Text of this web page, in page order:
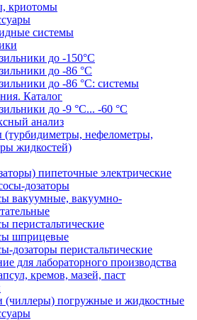
криотомы
системы
до -150°С
до -86 °C
до -86 °C: системы
Каталог
до -9 °C... -60 °C
анализ
нефелометры,
жидкостей)
пипеточные электрические
дозаторы
вакуумные, вакуумно-
перистальтические
шприцевые
дозаторы перистальтические
для лабораторного производства
кремов, мазей, паст
(чиллеры) погружные и жидкостные